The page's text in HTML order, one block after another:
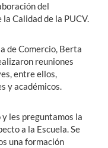
del
Calidad de la PUCV.
de Comercio, Berta
reuniones
entre ellos,
y académicos.
les preguntamos la
a la Escuela. Se
una formación